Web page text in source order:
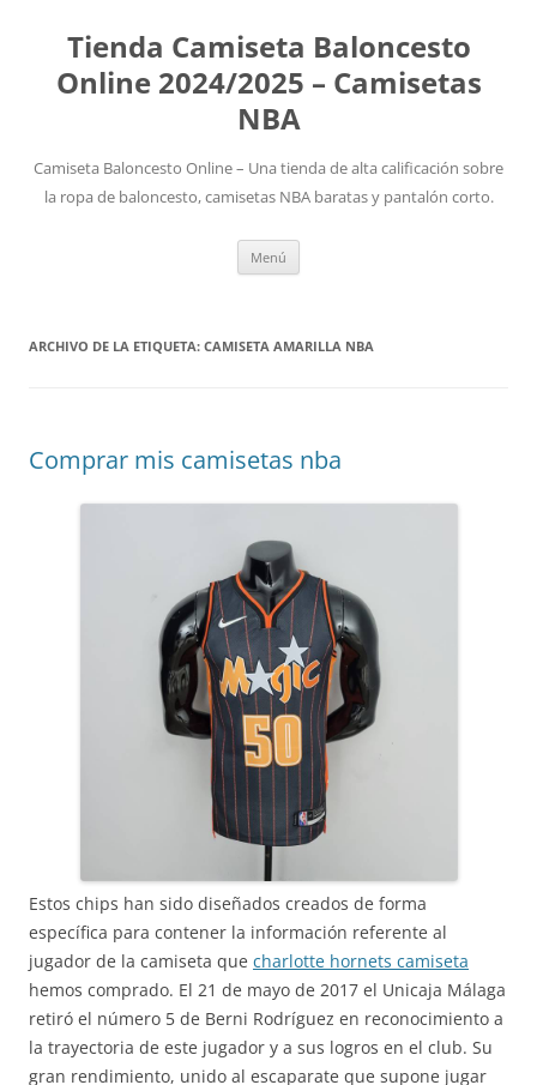
Tienda Camiseta Baloncesto
Online 2024/2025 – Camisetas
NBA
Camiseta Baloncesto Online – Una tienda de alta calificación sobre
la ropa de baloncesto, camisetas NBA baratas y pantalón corto.
Menú
ARCHIVO DE LA ETIQUETA: CAMISETA AMARILLA NBA
Comprar mis camisetas nba
Estos chips han sido diseñados creados de forma
específica para contener la información referente al
jugador de la camiseta que charlotte hornets camiseta
hemos comprado. El 21 de mayo de 2017 el Unicaja Málaga
retiró el número 5 de Berni Rodríguez en reconocimiento a
la trayectoria de este jugador y a sus logros en el club. Su
gran rendimiento, unido al escaparate que supone jugar